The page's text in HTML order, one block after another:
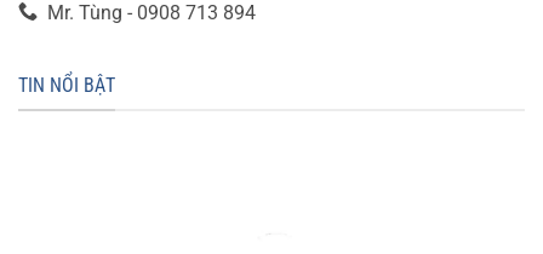
Mr. Tùng - 0908 713 894
TIN NỔI BẬT